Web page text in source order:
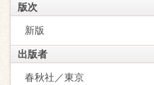
版次
新版
出版者
春秋社／東京